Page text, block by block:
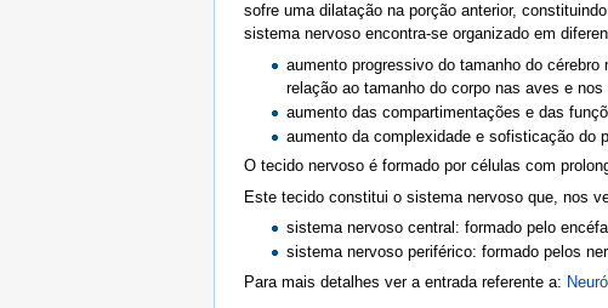
sofre uma dilatação na porção anterior,
sistema nervoso encontra-se organizado em
aumento progressivo do tamanho do
relação ao tamanho do corpo nas aves e nos
aumento das compartimentações e das
aumento da complexidade e sofisticação do
O tecido nervoso é formado por células com
Este tecido constitui o sistema nervoso que, nos
sistema nervoso central: formado pelo
sistema nervoso periférico: formado pelos
Para mais detalhes ver a entrada referente a: